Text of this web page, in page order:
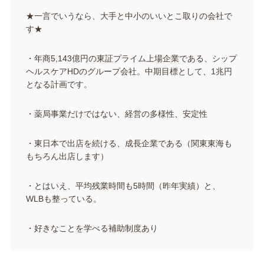
★一言でいうなら、大手と中小のいいとこ取りの会社で
す★
・年商5,143億円の東証プライム上場企業である、シップ
ヘルスケアHDのグループ会社。中期目標として、1兆円
となる計画です。
・薬局事業だけではない、経営の多様性、安定性
・東日本で出店を続ける、成長企業である（関東東海も
もちろん出店します）
・とはいえ、平均残業時間も5時間（昨年実績）と、
WLBも整っている。
・好きなことを学べる補助制度あり